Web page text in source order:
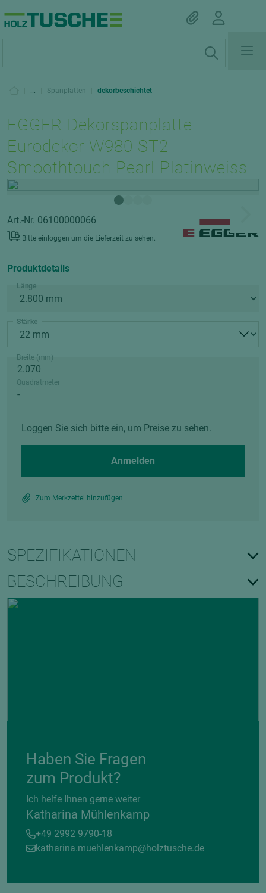
... Spanplatten dekorbeschichtet
EGGER Dekorspanplatte
Eurodekor W980 ST2
Smoothtouch Pearl Platinweiss
Art.-Nr. 06100000066
Bitte einloggen um die Lieferzeit zu sehen.
Produktdetails
Länge
Stärke
Breite (mm)
Quadratmeter
Loggen Sie sich bitte ein, um Preise zu sehen.
Anmelden
Zum Merkzettel hinzufügen
SPEZIFIKATIONEN
BESCHREIBUNG
Haben Sie Fragen
zum Produkt?
Ich helfe Ihnen gerne weiter
Katharina Mühlenkamp
+49 2992 9790-18
katharina.muehlenkamp@holztusche.de